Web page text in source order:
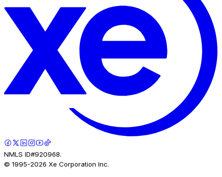
NMLS ID#920968.
© 1995-2026 Xe Corporation Inc.